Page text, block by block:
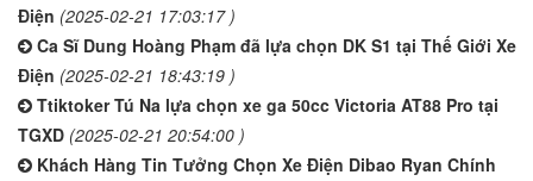
Điện (2025-02-21 17:03:17 )
Ca Sĩ Dung Hoàng Phạm đã lựa chọn DK S1 tại Thế Giới Xe
Điện (2025-02-21 18:43:19 )
Ttiktoker Tú Na lựa chọn xe ga 50cc Victoria AT88 Pro tại
TGXD (2025-02-21 20:54:00 )
Khách Hàng Tin Tưởng Chọn Xe Điện Dibao Ryan Chính